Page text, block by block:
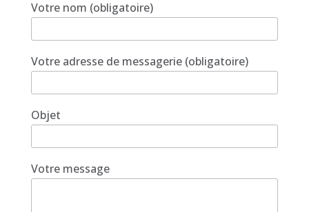
Votre nom (obligatoire)
Votre adresse de messagerie (obligatoire)
Objet
Votre message